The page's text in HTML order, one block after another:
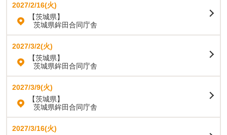
2027/2/16(火)
【茨城県】
茨城県鉾田合同庁舎
2027/3/2(火)
【茨城県】
茨城県鉾田合同庁舎
2027/3/9(火)
【茨城県】
茨城県鉾田合同庁舎
2027/3/16(火)